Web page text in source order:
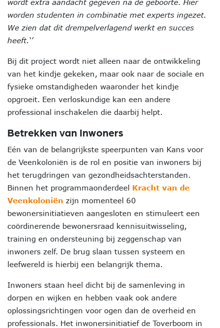
wordt extra aandacht gegeven na de geboorte. Hier
worden studenten in combinatie met experts ingezet.
We zien dat dit drempelverlagend werkt en succes
heeft.‘’
Bij dit project wordt niet alleen naar de ontwikkeling
van het kindje gekeken, maar ook naar de sociale en
fysieke omstandigheden waaronder het kindje
opgroeit. Een verloskundige kan een andere
professional inschakelen die daarbij helpt.
Betrekken van Inwoners
Eén van de belangrijkste speerpunten van Kans voor
de Veenkoloniën is de rol en positie van inwoners bij
het terugdringen van gezondheidsachterstanden.
Binnen het programmaonderdeel Kracht van de
Veenkoloniën zijn momenteel 60
bewonersinitiatieven aangesloten en stimuleert een
coördinerende bewonersraad kennisuitwisseling,
training en ondersteuning bij zeggenschap van
inwoners zelf. De brug slaan tussen systeem en
leefwereld is hierbij een belangrijk thema.
Inwoners staan heel dicht bij de samenleving in
dorpen en wijken en hebben vaak ook andere
oplossingsrichtingen voor ogen dan de overheid en
professionals. Het inwonersinitiatief de Toverboom in